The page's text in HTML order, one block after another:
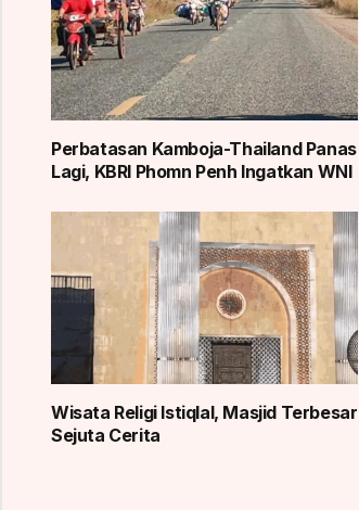
Perbatasan Kamboja-Thailand Panas
Lagi, KBRI Phomn Penh Ingatkan WNI
Wisata Religi Istiqlal, Masjid Terbesar
Sejuta Cerita